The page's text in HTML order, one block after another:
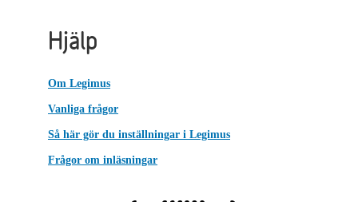
Hjälp
Om Legimus
Vanliga frågor
Så här gör du inställningar i Legimus
Frågor om inläsningar